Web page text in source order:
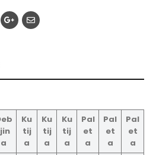
a
Ku
tij
a
Ku
tij
a
Ku
tij
a
Pal
et
a
Pal
et
a
Pal
et
a